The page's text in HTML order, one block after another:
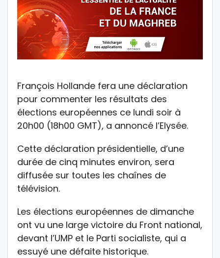
François Hollande fera une déclaration
pour commenter les résultats des
élections européennes ce lundi soir à
20h00 (18h00 GMT), a annoncé l’Elysée.
Cette déclaration présidentielle, d’une
durée de cinq minutes environ, sera
diffusée sur toutes les chaînes de
télévision.
Les élections européennes de dimanche
ont vu une large victoire du Front national,
devant l’UMP et le Parti socialiste, qui a
essuyé une défaite historique.